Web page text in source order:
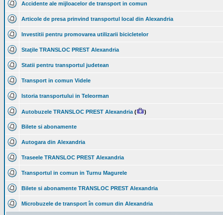
Accidente ale mijloacelor de transport in comun
Articole de presa prinvind transportul local din Alexandria
Investitii pentru promovarea utilizarii bicicletelor
Staţile TRANSLOC PREST Alexandria
Statii pentru transportul judetean
Transport in comun Videle
Istoria transportului in Teleorman
Autobuzele TRANSLOC PREST Alexandria ( )
Bilete si abonamente
Autogara din Alexandria
Traseele TRANSLOC PREST Alexandria
Transportul in comun in Turnu Magurele
Bilete si abonamente TRANSLOC PREST Alexandria
Microbuzele de transport în comun din Alexandria